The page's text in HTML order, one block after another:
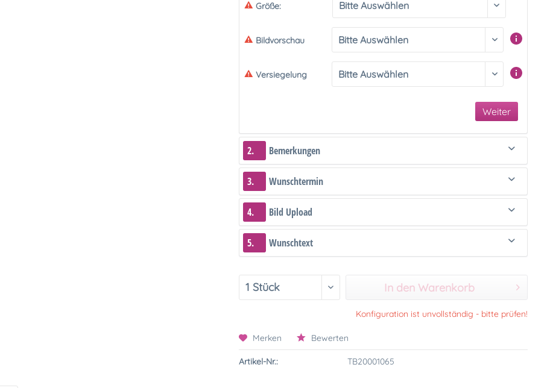
Größe:
Bildvorschau
Versiegelung
Weiter
2. Bemerkungen
3. Wunschtermin
4. Bild Upload
5. Wunschtext
In den Warenkorb
Konfiguration ist unvollständig - bitte prüfen!
Merken Bewerten
Artikel-Nr.: TB20001065